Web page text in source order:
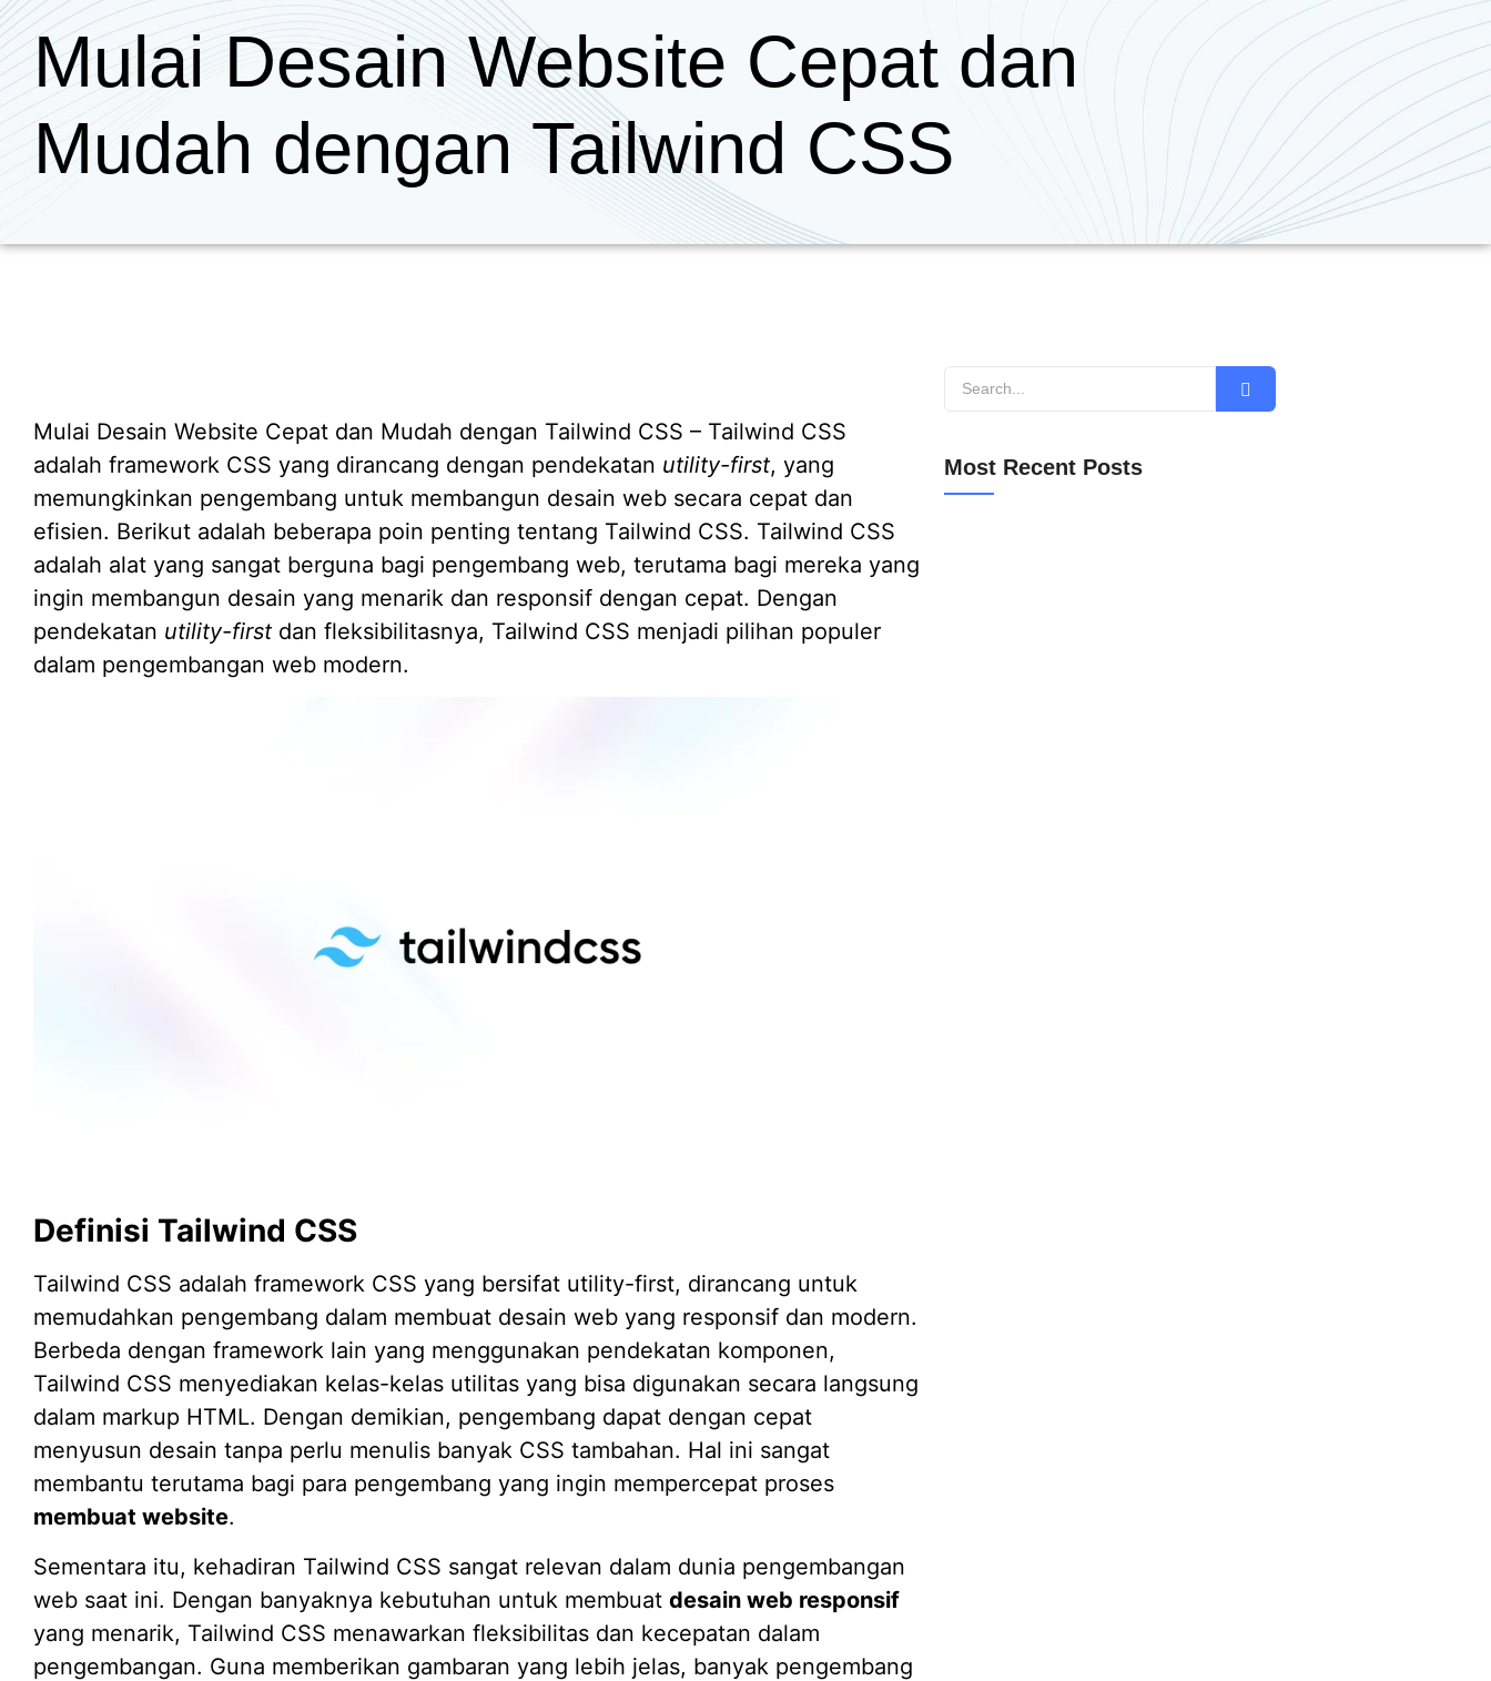
Mulai Desain Website Cepat dan
Mudah dengan Tailwind CSS
Mulai Desain Website Cepat dan Mudah dengan Tailwind CSS – Tailwind CSS
adalah framework CSS yang dirancang dengan pendekatan utility-first, yang
memungkinkan pengembang untuk membangun desain web secara cepat dan
efisien. Berikut adalah beberapa poin penting tentang Tailwind CSS. Tailwind CSS
adalah alat yang sangat berguna bagi pengembang web, terutama bagi mereka yang
ingin membangun desain yang menarik dan responsif dengan cepat. Dengan
pendekatan utility-first dan fleksibilitasnya, Tailwind CSS menjadi pilihan populer
dalam pengembangan web modern.
Definisi Tailwind CSS
Tailwind CSS adalah framework CSS yang bersifat utility-first, dirancang untuk
memudahkan pengembang dalam membuat desain web yang responsif dan modern.
Berbeda dengan framework lain yang menggunakan pendekatan komponen,
Tailwind CSS menyediakan kelas-kelas utilitas yang bisa digunakan secara langsung
dalam markup HTML. Dengan demikian, pengembang dapat dengan cepat
menyusun desain tanpa perlu menulis banyak CSS tambahan. Hal ini sangat
membantu terutama bagi para pengembang yang ingin mempercepat proses
membuat website.
Sementara itu, kehadiran Tailwind CSS sangat relevan dalam dunia pengembangan
web saat ini. Dengan banyaknya kebutuhan untuk membuat desain web responsif
yang menarik, Tailwind CSS menawarkan fleksibilitas dan kecepatan dalam
pengembangan. Guna memberikan gambaran yang lebih jelas, banyak pengembang
Most Recent Posts